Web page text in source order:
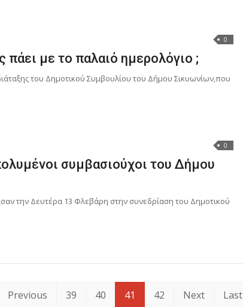
0
με το παλαιό ημερολόγιο ;
του Δημοτικού Συμβουλίου του Δήμου Σικυωνίων,που
0
συμβασιούχοι του Δήμου
την Δευτέρα 13 Φλεβάρη στην συνεδρίαση του Δημοτικού
Previous 39 40 41 42 Next Last